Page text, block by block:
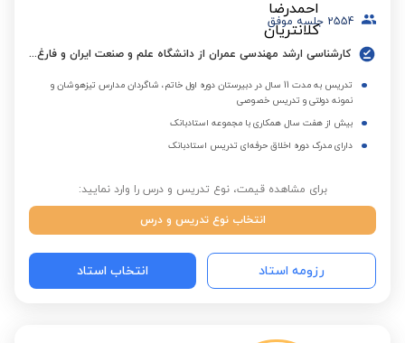
2554 جلسه موفق
کارشناسی ارشد مهندسی عمران از دانشگاه علم و صنعت ایران و فارغ التحصیل کارشناسی از دانشگاه امیرکبیر(پلی تکنیک)
تدریس به مدت 11 سال در دبیرستان دوره اول خاتم، شاگردان مدارس تیزهوشان و
نمونه دولتی و تدریس خصوصی
بیش از هفت سال همکاری با مجموعه استادبانک
دارای مدرک دوره اخلاق حرفه‌ای تدریس استادبانک
برای مشاهده قیمت، نوع تدریس و درس را وارد نمایید:
انتخاب نوع تدریس و درس
رزومه استاد انتخاب استاد